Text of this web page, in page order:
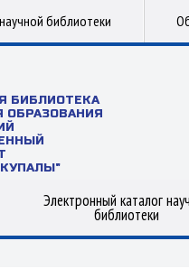
библиотеки
БИБЛИОТЕКА
Электронный каталог
библиотеки